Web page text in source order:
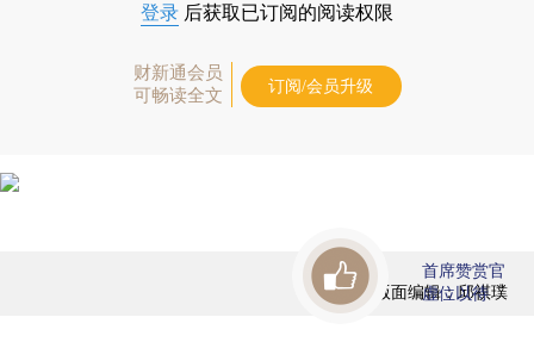
登录 后获取已订阅的阅读权限
财新通会员
可畅读全文
订阅/会员升级
版面编辑：邱祺璞
首席赞赏官
虚位以待